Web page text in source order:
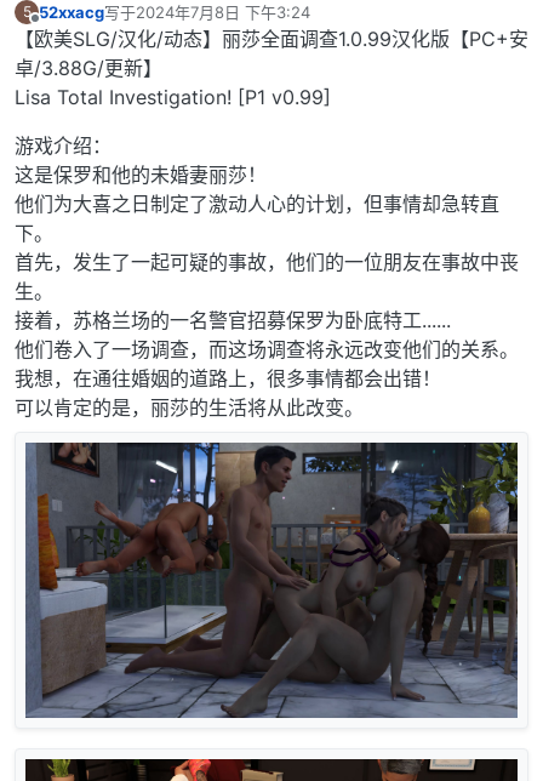
5
离线
52xxacg写于2024年7月8日 下午3:24
最后由 编辑
【欧美SLG/汉化/动态】丽莎全面调查1.0.99汉化版【PC+安
卓/3.88G/更新】
Lisa Total Investigation! [P1 v0.99]
游戏介绍：
这是保罗和他的未婚妻丽莎！
他们为大喜之日制定了激动人心的计划，但事情却急转直
下。
首先，发生了一起可疑的事故，他们的一位朋友在事故中丧
生。
接着，苏格兰场的一名警官招募保罗为卧底特工......
他们卷入了一场调查，而这场调查将永远改变他们的关系。
我想，在通往婚姻的道路上，很多事情都会出错！
可以肯定的是，丽莎的生活将从此改变。